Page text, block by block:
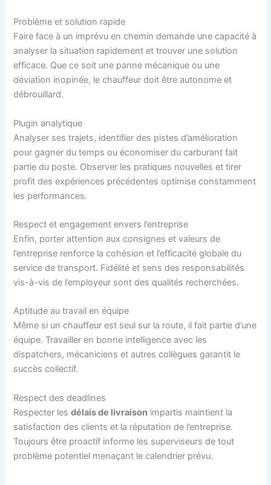
Problème et solution rapide
Faire face à un imprévu en chemin demande une capacité à
analyser la situation rapidement et trouver une solution
efficace. Que ce soit une panne mécanique ou une
déviation inopinée, le chauffeur doit être autonome et
débrouillard.
Plugin analytique
Analyser ses trajets, identifier des pistes d’amélioration
pour gagner du temps ou économiser du carburant fait
partie du poste. Observer les pratiques nouvelles et tirer
profit des expériences précédentes optimise constamment
les performances.
Respect et engagement envers l’entreprise
Enfin, porter attention aux consignes et valeurs de
l’entreprise renforce la cohésion et l’efficacité globale du
service de transport. Fidélité et sens des responsabilités
vis-à-vis de l’employeur sont des qualités recherchées.
Aptitude au travail en équipe
Même si un chauffeur est seul sur la route, il fait partie d’une
équipe. Travailler en bonne intelligence avec les
dispatchers, mécaniciens et autres collègues garantit le
succès collectif.
Respect des deadlines
Respecter lesdélais de livraison impartis maintient la
satisfaction des clients et la réputation de l’entreprise.
Toujours être proactif informe les superviseurs de tout
problème potentiel menaçant le calendrier prévu.